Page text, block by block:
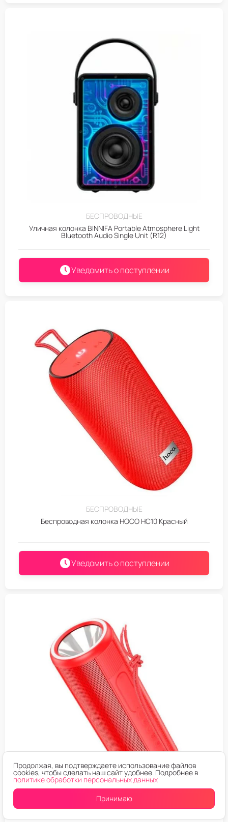
БЕСПРОВОДНЫЕ
Уличная колонка BINNIFA Portable Atmosphere Light
Bluetooth Audio Single Unit (R12)
Уведомить о поступлении
БЕСПРОВОДНЫЕ
Беспроводная колонка HOCO HC10 Красный
Уведомить о поступлении
БЕСПРОВОДНЫЕ
Продолжая, вы подтверждаете использование файлов
cookies, чтобы сделать наш сайт удобнее. Подробнее в
политике обработки персональных данных
Принимаю